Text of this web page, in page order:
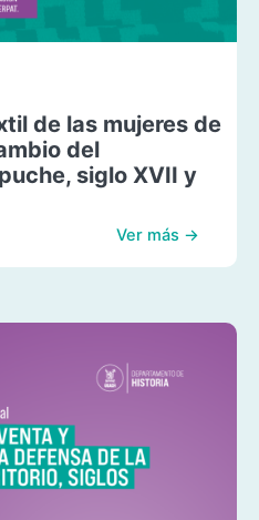
de las mujeres de
del
siglo XVII y
Ver más →